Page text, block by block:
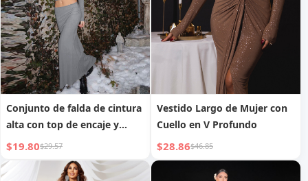
Conjunto de falda de cintura
alta con top de encaje y
cuello en U, de estilo
europeo y americano, para
otoño, nuevo
$19.80$29.57
Vestido Largo de Mujer con
Cuello en V Profundo
$28.86$46.85